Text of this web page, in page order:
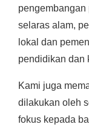
pengembangan
selaras alam,
lokal dan
pendidikan dan
Kami juga
dilakukan oleh
fokus kepada